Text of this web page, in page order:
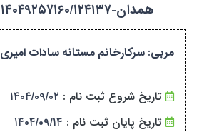
همدان-۱۴۰۴۹۲۵۷۱۶۰/۱۲۴۱۳۷-۱۴۰۴-بانوان
مربی: سرکارخانم مستانه سادات امیری
تاریخ شروع ثبت نام : ۱۴۰۴/۰۹/۰۲
تاریخ پایان ثبت نام : ۱۴۰۴/۰۹/۱۴